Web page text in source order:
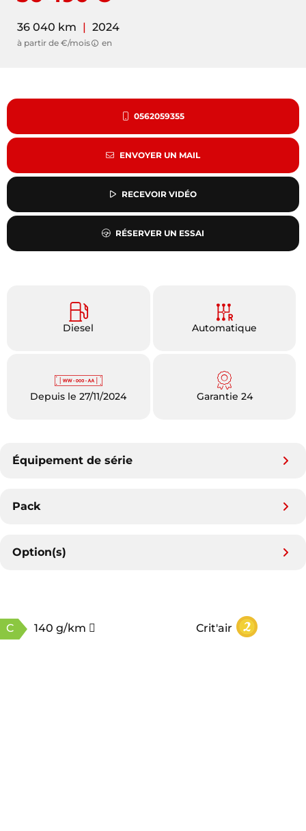
36 040 km | 2024
à partir de €/mois en
0562059355
ENVOYER UN MAIL
RECEVOIR VIDÉO
RÉSERVER UN ESSAI
Diesel Automatique
Depuis le 27/11/2024 Garantie 24
Équipement de série
Pack
Option(s)
C 140 g/km Crit'air